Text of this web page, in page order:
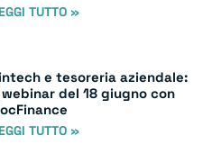
TUTTO »
e tesoreria aziendale:
del 18 giugno con
TUTTO »